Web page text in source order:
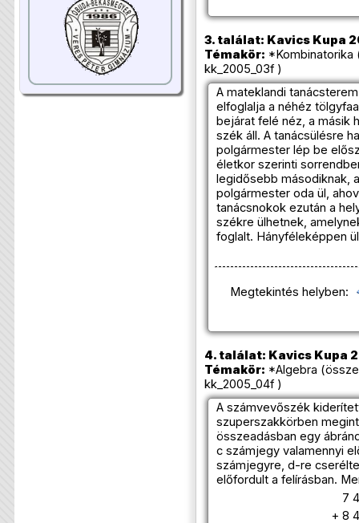
3. találat: Kavics Kupa
Témakör:
kk_2005_03f )
A mateklandi
elfoglalja a néhéz
bejárat felé néz, a másik
szék áll. A tanácsülésre
polgármester lép be
életkor szerinti
legidősebb másodiknak,
polgármester oda ül,
tanácsnokok ezután a
székre ülhetnek,
foglalt. Hányféleképpen
Megtekintés helyben:
4. találat: Kavics Kupa
Témakör: *Algebra
kk_2005_04f )
A számvevőszék
szuperszakkörben
összeadásban egy
c számjegy valamennyi
számjegyre, d-re
előfordult a felírásban.
7 4
+ 8 4